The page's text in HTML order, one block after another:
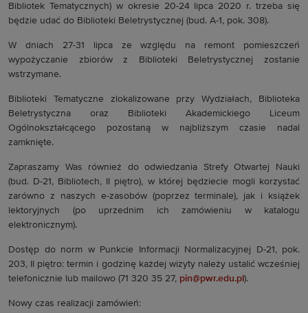
Bibliotek Tematycznych) w okresie 20-24 lipca 2020 r. trzeba się
będzie udać do Biblioteki Beletrystycznej (bud. A-1, pok. 308).
W dniach 27-31 lipca ze względu na remont pomieszczeń
wypożyczanie zbiorów z Biblioteki Beletrystycznej zostanie
wstrzymane.
Biblioteki Tematyczne zlokalizowane przy Wydziałach, Biblioteka
Beletrystyczna oraz Biblioteki Akademickiego Liceum
Ogólnokształcącego pozostaną w najbliższym czasie nadal
zamknięte.
Zapraszamy Was również do odwiedzania Strefy Otwartej Nauki
(bud. D-21, Bibliotech, II piętro), w której będziecie mogli korzystać
zarówno z naszych e-zasobów (poprzez terminale), jak i książek
lektoryjnych (po uprzednim ich zamówieniu w katalogu
elektronicznym).
Dostęp do norm w Punkcie Informacji Normalizacyjnej D-21, pok.
203, II piętro: termin i godzinę każdej wizyty należy ustalić wcześniej
telefonicznie lub mailowo (71 320 35 27, pin@pwr.edu.pl ).
Nowy czas realizacji zamówień: